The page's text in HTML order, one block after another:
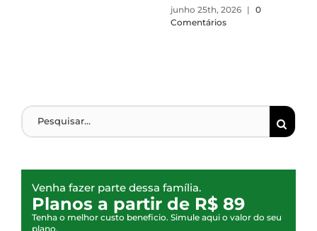
junho 25th, 2026 | 0
Comentários
Venha fazer parte dessa família.
Planos a partir de R$ 89
Tenha o melhor custo beneficio. Simule aqui o valor do seu
plano.